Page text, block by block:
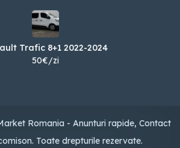
Trafic 8+1 2022-2024
50€/zi
Romania - Anunturi rapide, Contact
Toate drepturile rezervate.